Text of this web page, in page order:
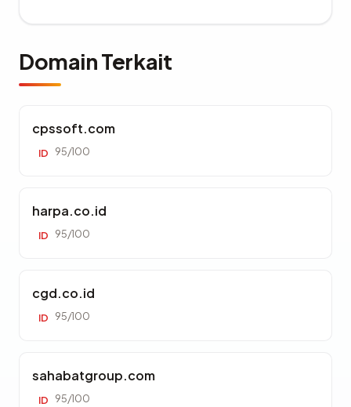
Domain Terkait
cpssoft.com
ID 95/100
harpa.co.id
ID 95/100
cgd.co.id
ID 95/100
sahabatgroup.com
ID 95/100